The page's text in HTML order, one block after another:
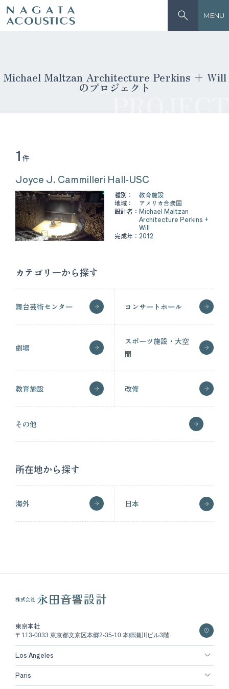
MENU
Michael Maltzan Architecture Perkins + Will
のプロジェクト
1 件
Joyce J. Cammilleri Hall-USC
種別：
教育施設
地域：
アメリカ合衆国
設計者： Michael Maltzan
Architecture Perkins +
Will
完成年： 2012
カテゴリーから探す
舞台芸術センター コンサートホール
劇場
スポーツ施設・大空
間
教育施設 改修
その他
所在地から探す
海外 日本
東京本社
〒113-0033 東京都文京区本郷2-35-10 本郷瀬川ビル3階
Los Angeles
Paris